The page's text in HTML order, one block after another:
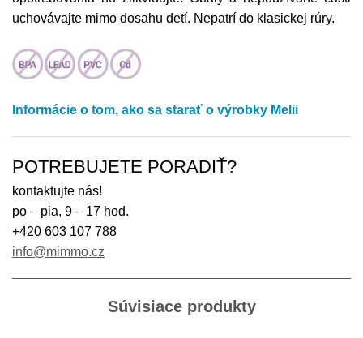
uchovávajte mimo dosahu detí. Nepatrí do klasickej rúry.
Informácie o tom, ako sa starať o výrobky Melii
POTREBUJETE PORADIŤ?
kontaktujte nás!
po – pia, 9 – 17 hod.
+420 603 107 788
info@mimmo.cz
Súvisiace produkty